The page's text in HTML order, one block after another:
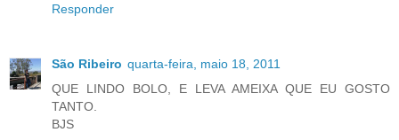
Responder
São Ribeiro quarta-feira, maio 18, 2011
QUE LINDO BOLO, E LEVA AMEIXA QUE EU GOSTO
TANTO.
BJS